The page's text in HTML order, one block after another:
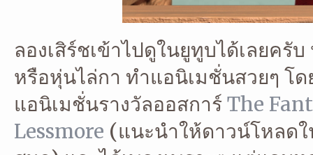
ลองเสิร์ชเข้าไปดูในยูทูบได้เลยค
หรือหุ่นไล่กา ทำแอนิเมชั่นสวยๆ โ
แอนิเมชั่นรางวัลออสการ์ The
Lessmore (แนะนำให้ดาวน์โหลดใ